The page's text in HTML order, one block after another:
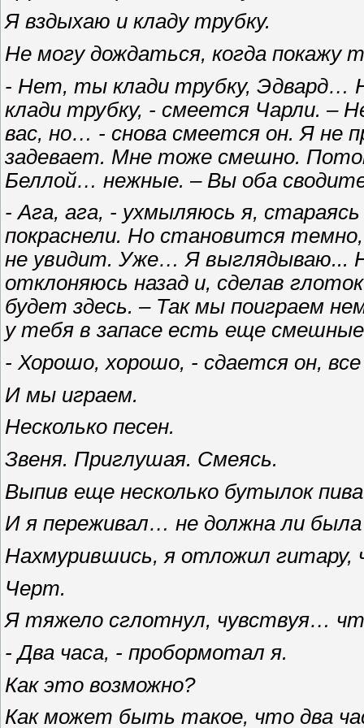
Я вздыхаю и кладу трубку.
Не могу дождаться, когда покажу
- Нет, ты клади трубку,
клади трубку, - смеется Чарли. –
вас, но… - снова смеется он. Я не
задевает. Мне тоже смешно.
Беллой… нежные. – Вы оба
- Ага, ага, - ухмыляюсь я,
покраснели. Но становится
не увидит. Уже… Я выглядываю...
отклоняюсь назад и, сделав
будет здесь. – Так мы поиграем
у тебя в запасе есть еще
- Хорошо, хорошо, - сдается он,
И мы играем.
Несколько песен.
Звеня. Приглушая. Смеясь.
Выпив еще несколько бутылок
И я переживал… не должна ли
Нахмурившись, я отложил
Черт.
Я тяжело сглотнул, чувствуя…
- Два часа, - пробормотал я.
Как это возможно?
Как может быть такое, что два